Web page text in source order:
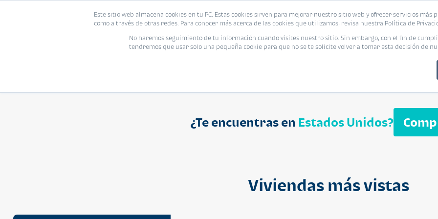
Este sitio web almacena cookies en tu PC. Estas cookies sirven para mejorar nuestro sitio web y ofrecer servicios más
como a través de otras redes. Para conocer más acerca de las cookies que utilizamos, revisa nuestra Política de
No haremos seguimiento de tu información cuando visites nuestro sitio. Sin embargo, con el fin de
tendremos que usar solo una pequeña cookie para que no se te solicite volver a tomar esta decisión de
Proyecto Modelo Inmobiliaria
¿Te encuentras en Estados Unidos?
Viviendas más vistasSegheria
Viviendas Eventos Promociones Blog